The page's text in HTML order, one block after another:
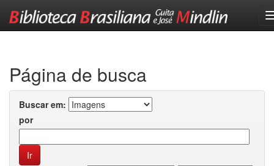
Página de busca
Buscar em:
por